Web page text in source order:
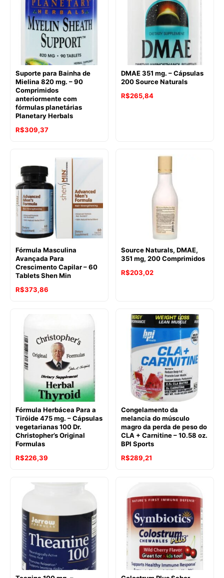
Suporte para Bainha de
Mielina 820 mg. – 90
Comprimidos
anteriormente com
fórmulas planetárias
Planetary Herbals
R$309,37
DMAE 351 mg. – Cápsulas
200 Source Naturals
R$265,84
Fórmula Masculina
Avançada Para
Crescimento Capilar – 60
Tablets Shen Min
R$373,86
Source Naturals, DMAE,
351 mg, 200 Comprimidos
R$203,02
Fórmula Herbácea Para a
Tiróide 475 mg. – Cápsulas
vegetarianas 100 Dr.
Christopher’s Original
Formulas
R$226,39
Congelamento da
melancia do músculo
magro da perda de peso do
CLA + Carnitine – 10.58 oz.
BPI Sports
R$289,21